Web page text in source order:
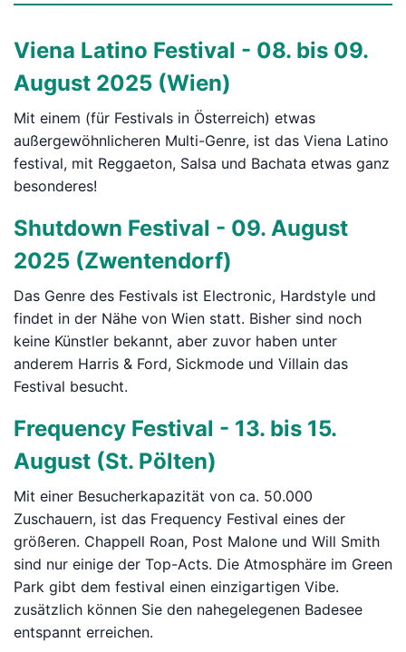
Viena Latino Festival - 08. bis 09.
August 2025 (Wien)
Mit einem (für Festivals in Österreich) etwas
außergewöhnlicheren Multi-Genre, ist das Viena Latino
festival, mit Reggaeton, Salsa und Bachata etwas ganz
besonderes!
Shutdown Festival - 09. August
2025 (Zwentendorf)
Das Genre des Festivals ist Electronic, Hardstyle und
findet in der Nähe von Wien statt. Bisher sind noch
keine Künstler bekannt, aber zuvor haben unter
anderem Harris & Ford, Sickmode und Villain das
Festival besucht.
Frequency Festival - 13. bis 15.
August (St. Pölten)
Mit einer Besucherkapazität von ca. 50.000
Zuschauern, ist das Frequency Festival eines der
größeren. Chappell Roan, Post Malone und Will Smith
sind nur einige der Top-Acts. Die Atmosphäre im Green
Park gibt dem festival einen einzigartigen Vibe.
zusätzlich können Sie den nahegelegenen Badesee
entspannt erreichen.